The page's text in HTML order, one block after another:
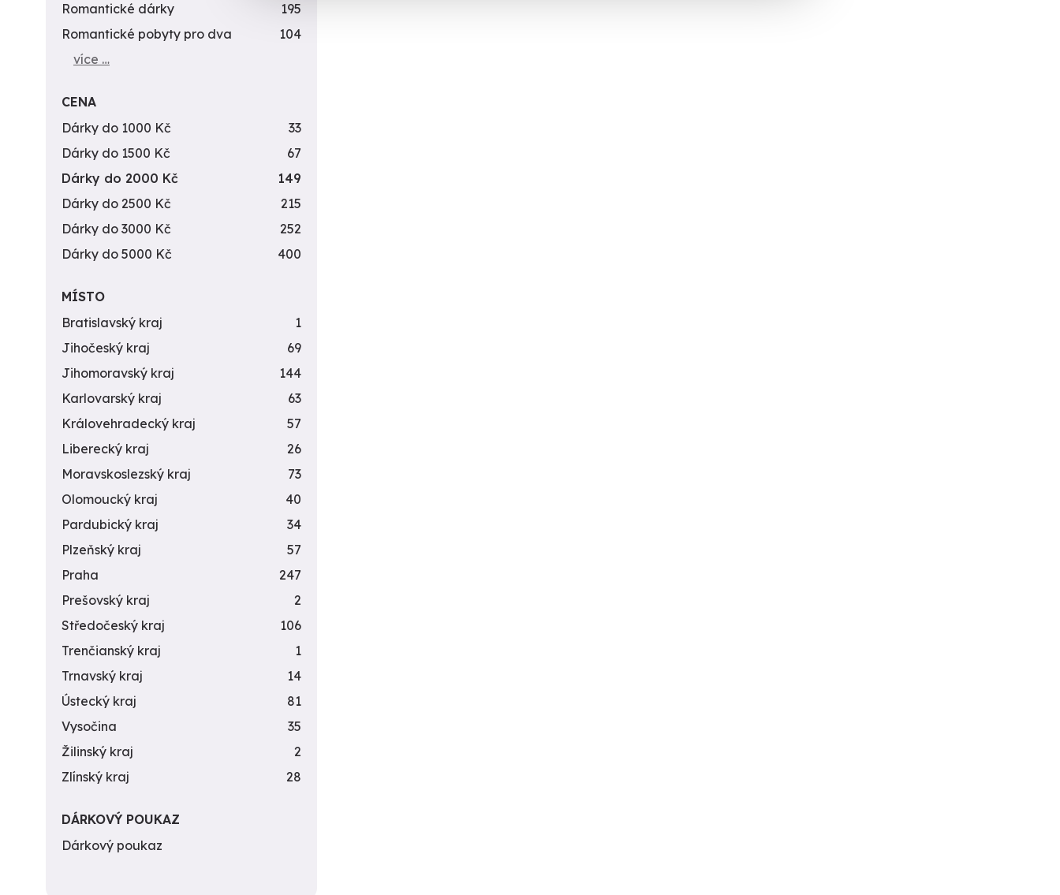
Romantické dárky
195
Romantické pobyty pro dva
104
více …
CENA
Dárky do 1000 Kč
33
Dárky do 1500 Kč
67
Dárky do 2000 Kč
149
Dárky do 2500 Kč
215
Dárky do 3000 Kč
252
Dárky do 5000 Kč
400
MÍSTO
Bratislavský kraj
1
Jihočeský kraj
69
Jihomoravský kraj
144
Karlovarský kraj
63
Královehradecký kraj
57
Liberecký kraj
26
Moravskoslezský kraj
73
Olomoucký kraj
40
Pardubický kraj
34
Plzeňský kraj
57
Praha
247
Prešovský kraj
2
Středočeský kraj
106
Trenčianský kraj
1
Trnavský kraj
14
Ústecký kraj
81
Vysočina
35
Žilinský kraj
2
Zlínský kraj
28
DÁRKOVÝ POUKAZ
Dárkový poukaz